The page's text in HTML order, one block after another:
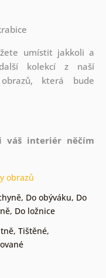
umístit jakkoli a
kolekcí z naší
která bude
váš interiér něčím
obrazů
, Do obýváku, Do
, Do ložnice
, Tištěné,